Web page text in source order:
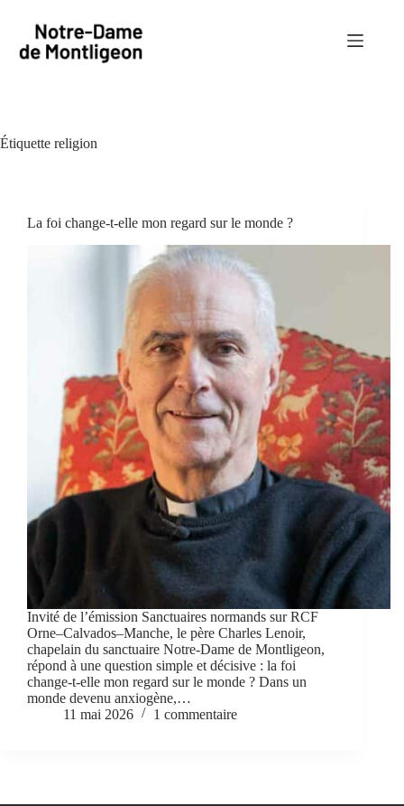
contenu
Étiquette religion
La foi change-t-elle mon regard sur le monde ?
Invité de l’émission Sanctuaires normands sur RCF
Orne–Calvados–Manche, le père Charles Lenoir,
chapelain du sanctuaire Notre-Dame de Montligeon,
répond à une question simple et décisive : la foi
change-t-elle mon regard sur le monde ? Dans un
monde devenu anxiogène,…
11 mai 2026
1 commentaire